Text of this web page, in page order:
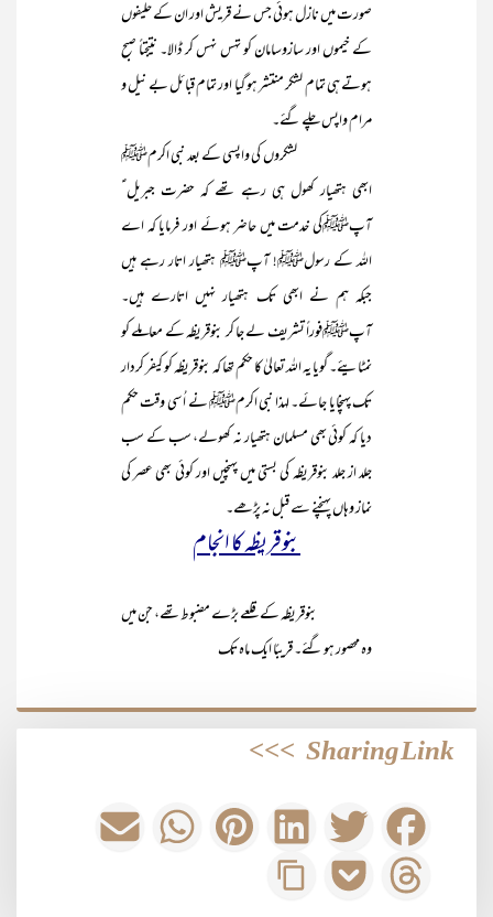
صورت میں نازل ہوئی جس نے قریش اور ان کے حلیفوں
کے خیموں اور سازوسامان کو تہس نہس کر ڈالا۔ نتیجتاً صبح
ہوتے ہی تمام لشکر منتشر ہو گیا اور تمام قبائل بے نیل و
مرام واپس چلے گئے۔
لشکروں کی واپسی کے بعد نبی اکرمﷺ
ابھی ہتھیار کھول ہی رہے تھے کہ حضرت جبریل ؑ
آپﷺکی خدمت میں حاضر ہوئے اور فرمایا کہ اے
اللہ کے رسولﷺ! آپﷺ ہتھیار اتار رہے ہیں
جبکہ ہم نے ابھی تک ہتھیار نہیں اتارے ہیں۔
آپﷺفوراً تشریف لے جا کر بنوقریظہ کے معاملے کو
نمٹایئے۔ گویا یہ اللہ تعالیٰ کا حکم تھا کہ بنوقریظہ کو کیفر کردار
تک پہنچایا جائے۔ لہذا نبی اکرمﷺ نے اُ سی وقت حکم
دیا کہ کوئی بھی مسلمان ہتھیار نہ کھولے، سب کے سب
جلد از جلد بنوقریظہ کی بستی میں پہنچیں اور کوئی بھی عصر کی
نماز وہاں پہنچنے سے قبل نہ پڑھے۔
بنوقریظہ کا انجام
بنوقریظہ کے قلعے بڑے مضبوط تھے، جن میں
وہ محصور ہو گئے۔ قریبًا ایک ماہ تک
Sharing Link
>>>